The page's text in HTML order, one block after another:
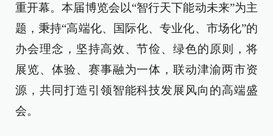
重开幕。本届博览会以“智行天下能动未来”为主
题，秉持“高端化、国际化、专业化、市场化”的
办会理念，坚持高效、节俭、绿色的原则，将
展览、体验、赛事融为一体，联动津渝两市资
源，共同打造引领智能科技发展风向的高端盛
会。